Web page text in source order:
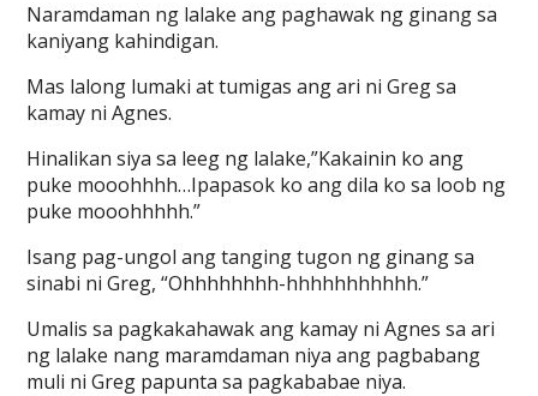
Naramdaman ng lalake ang paghawak ng ginang sa
kaniyang kahindigan.
Mas lalong lumaki at tumigas ang ari ni Greg sa
kamay ni Agnes.
Hinalikan siya sa leeg ng lalake,”Kakainin ko ang
puke mooohhhh…Ipapasok ko ang dila ko sa loob ng
puke mooohhhhh.”
Isang pag-ungol ang tanging tugon ng ginang sa
sinabi ni Greg, “Ohhhhhhhh-hhhhhhhhhhh.”
Umalis sa pagkakahawak ang kamay ni Agnes sa ari
ng lalake nang maramdaman niya ang pagbabang
muli ni Greg papunta sa pagkababae niya.